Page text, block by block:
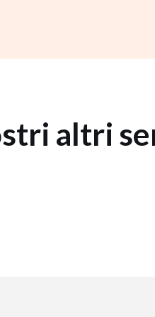
altri